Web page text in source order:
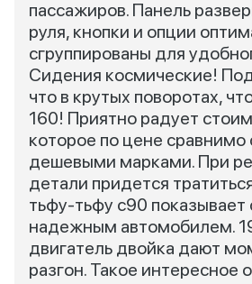
пассажиров. Панель
руля, кнопки и опции
сгруппированы для
Сидения космические!
что в крутых поворотах,
160! Приятно радует
которое по цене сравнимо
дешевыми марками. При
детали придется
тьфу-тьфу с90 показывает
надежным автомобилем.
двигатель двойка дают
разгон. Такое интересное